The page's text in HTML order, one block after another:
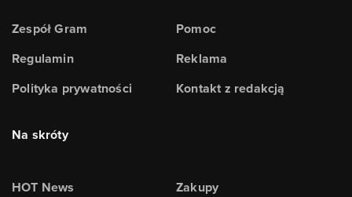
Zespół Gram
Regulamin
Polityka prywatności
Pomoc
Reklama
Kontakt z redakcją
Na skróty
HOT News
Zakupy